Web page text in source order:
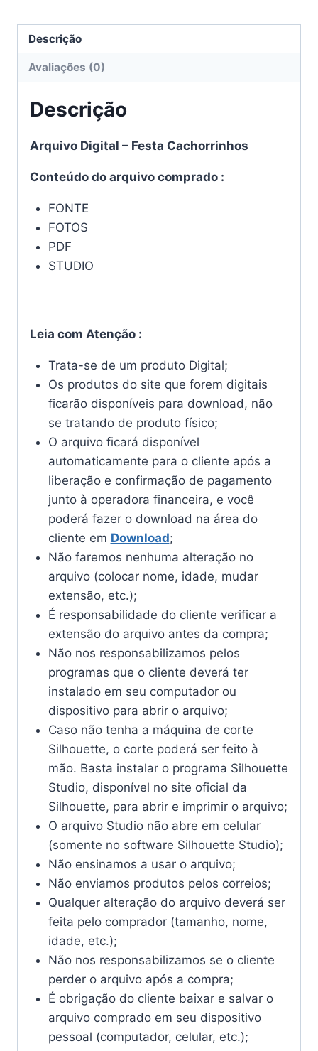
Descrição
Avaliações (0)
Descrição
Arquivo Digital – Festa Cachorrinhos
Conteúdo do arquivo comprado :
FONTE
FOTOS
PDF
STUDIO
Leia com Atenção :
Trata-se de um produto Digital;
Os produtos do site que forem digitais
ficarão disponíveis para download, não
se tratando de produto físico;
O arquivo ficará disponível
automaticamente para o cliente após a
liberação e confirmação de pagamento
junto à operadora financeira, e você
poderá fazer o download na área do
cliente em Download;
Não faremos nenhuma alteração no
arquivo (colocar nome, idade, mudar
extensão, etc.);
É responsabilidade do cliente verificar a
extensão do arquivo antes da compra;
Não nos responsabilizamos pelos
programas que o cliente deverá ter
instalado em seu computador ou
dispositivo para abrir o arquivo;
Caso não tenha a máquina de corte
Silhouette, o corte poderá ser feito à
mão. Basta instalar o programa Silhouette
Studio, disponível no site oficial da
Silhouette, para abrir e imprimir o arquivo;
O arquivo Studio não abre em celular
(somente no software Silhouette Studio);
Não ensinamos a usar o arquivo;
Não enviamos produtos pelos correios;
Qualquer alteração do arquivo deverá ser
feita pelo comprador (tamanho, nome,
idade, etc.);
Não nos responsabilizamos se o cliente
perder o arquivo após a compra;
É obrigação do cliente baixar e salvar o
arquivo comprado em seu dispositivo
pessoal (computador, celular, etc.);